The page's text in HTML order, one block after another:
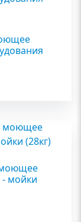
- мойки